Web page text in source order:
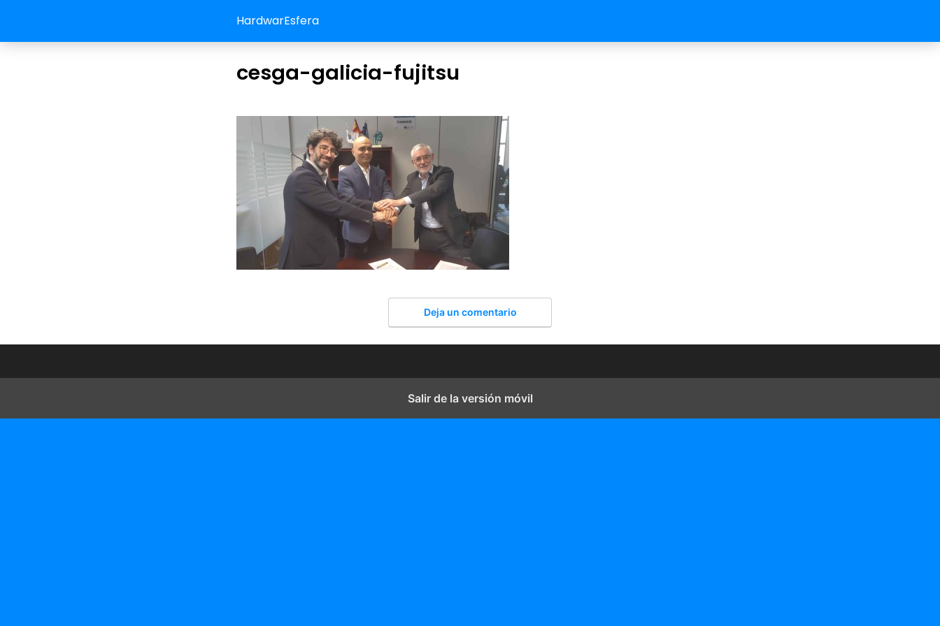
HardwarEsfera
cesga-galicia-fujitsu
Deja un comentario
Salir de la versión móvil